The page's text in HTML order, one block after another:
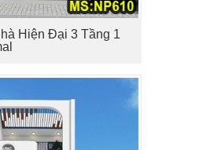
Hiện Đại 3 Tầng 1